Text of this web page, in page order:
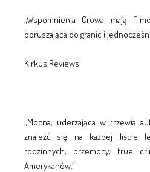
„Wspomnienia Crowa mają
poruszająca do granic i
Kirkus Reviews
„Mocna, uderzająca w trzewia
znaleźć się na każdej liście
rodzinnych, przemocy, true
Amerykanów.”